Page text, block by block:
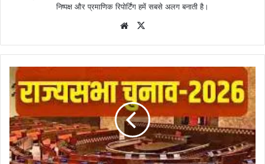
निष्पक्ष और प्रमाणिक रिपोर्टिंग हमें सबसे अलग बनाती है।
Website